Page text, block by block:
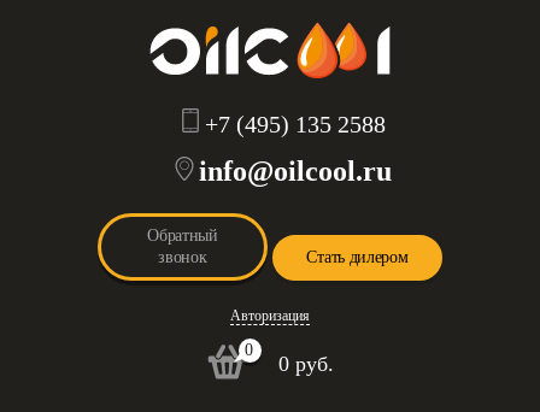
+7 (495) 135 2588
info@oilcool.ru
Обратный
звонок
Стать дилером
Авторизация
0
0 руб.